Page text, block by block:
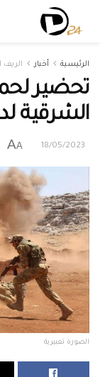
الرئيسية أخبار الريف
تحضير
الشرقية
18/05/2023
A
A
الصورة تعبيرية